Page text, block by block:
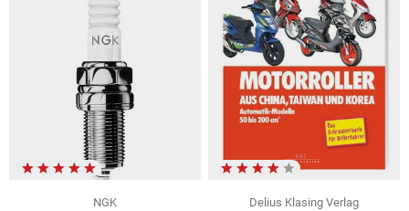
NGK
Delius Klasing Verlag